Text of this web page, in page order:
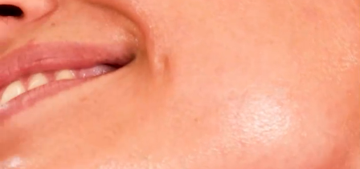
Meine Adressen
Meine Abonnements
FAQ™ Pure Beauty-Tech Elixir
English Deutsch
Français
Italiano
Polski
Русский
Türkçe
繁體中文